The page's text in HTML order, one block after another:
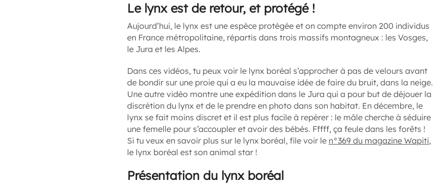
Le lynx est de retour, et protégé !
Aujourd’hui, le lynx est une espèce protégée et on compte environ 200 individus
en France métropolitaine, répartis dans trois massifs montagneux : les Vosges,
le Jura et les Alpes.
Dans ces vidéos, tu peux voir le lynx boréal s’approcher à pas de velours avant
de bondir sur une proie qui a eu la mauvaise idée de faire du bruit, dans la neige.
Une autre vidéo montre une expédition dans le Jura qui a pour but de déjouer la
discrétion du lynx et de le prendre en photo dans son habitat. En décembre, le
lynx se fait moins discret et il est plus facile à repérer : le mâle cherche à séduire
une femelle pour s’accoupler et avoir des bébés. Fffff, ça feule dans les forêts !
Si tu veux en savoir plus sur le lynx boréal, file voir le n°369 du magazine Wapiti,
le lynx boréal est son animal star !
Présentation du lynx boréal